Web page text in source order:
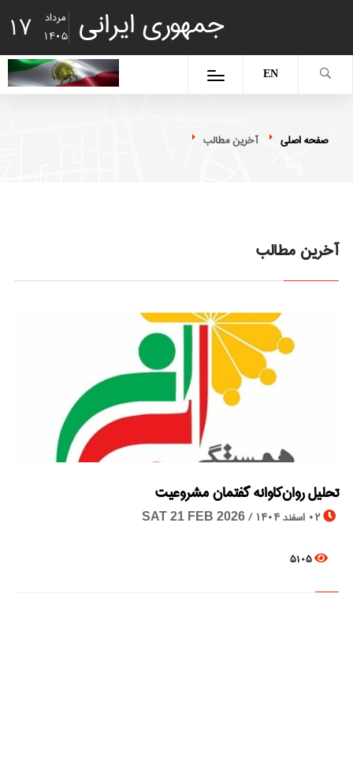
17
مرداد
1405
جمهوری ایرانی
EN
صفحه اصلی آخرین مطالب
آخرین مطالب
© Image Copyrights Title
تحلیل روان‌کاوانه گفتمان مشروعیت
02 اسفند 1404 / SAT 21 FEB 2026
5105